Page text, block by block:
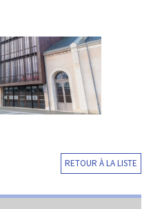
RETOUR À LA LISTE